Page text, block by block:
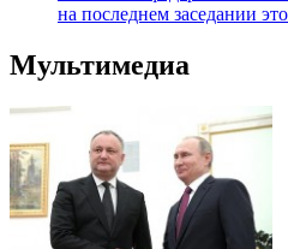
на последнем заседании
Мультимедиа